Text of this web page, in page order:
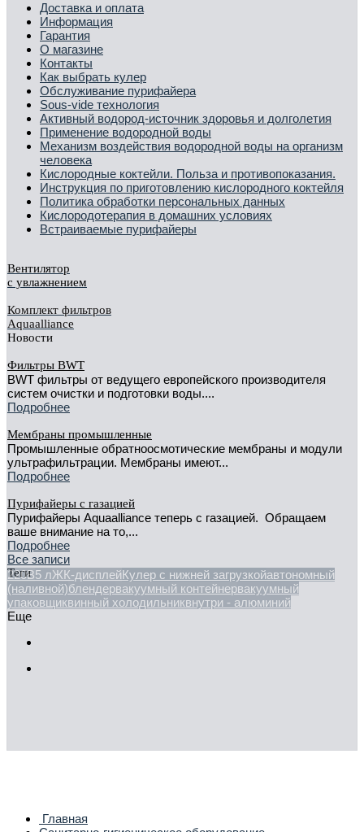
Доставка и оплата
Информация
Гарантия
О магазине
Контакты
Как выбрать кулер
Обслуживание пурифайера
Sous-vide технология
Активный водород-источник здоровья и долголетия
Применение водородной воды
Механизм воздействия водородной воды на организм
человека
Кислородные коктейли. Польза и противопоказания.
Инструкция по приготовлению кислородного коктейля
Политика обработки персональных данных
Кислородотерапия в домашних условиях
Встраиваемые пурифайеры
Вентилятор
с увлажнением
Комплект фильтров
Aquaalliance
Новости
Фильтры BWT
BWT фильтры от ведущего европейского производителя
систем очистки и подготовки воды....
Подробнее
Мембраны промышленные
Промышленные обратноосмотические мембраны и модули
ультрафильтрации. Мембраны имеют...
Подробнее
Пурифайеры с газацией
Пурифайеры Aquaalliance теперь с газацией. Обращаем
ваше внимание на то,...
Подробнее
Все записи
Теги
220В5 лЖК-дисплейКулер с нижней загрузкойавтономный
(наливной)блендервакуумный контейнервакуумный
упаковщиквинный холодильниквнутри - алюминий
Еще
Главная